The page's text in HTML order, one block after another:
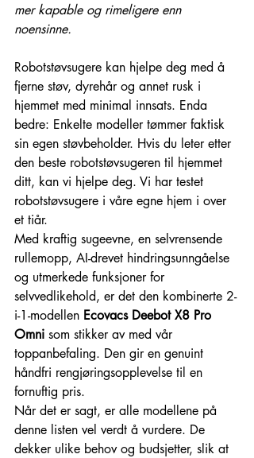
mer kapable og rimeligere enn
noensinne.
Robotstøvsugere kan hjelpe deg med å
fjerne støv, dyrehår og annet rusk i
hjemmet med minimal innsats. Enda
bedre: Enkelte modeller tømmer faktisk
sin egen støvbeholder. Hvis du leter etter
den beste robotstøvsugeren til hjemmet
ditt, kan vi hjelpe deg. Vi har testet
robotstøvsugere i våre egne hjem i over
et tiår.
Med kraftig sugeevne, en selvrensende
rullemopp, AI-drevet hindringsunngåelse
og utmerkede funksjoner for
selvvedlikehold, er det den kombinerte 2-
i-1-modellen Ecovacs Deebot X8 Pro
Omni som stikker av med vår
toppanbefaling. Den gir en genuint
håndfri rengjøringsopplevelse til en
fornuftig pris.
Når det er sagt, er alle modellene på
denne listen vel verdt å vurdere. De
dekker ulike behov og budsjetter, slik at